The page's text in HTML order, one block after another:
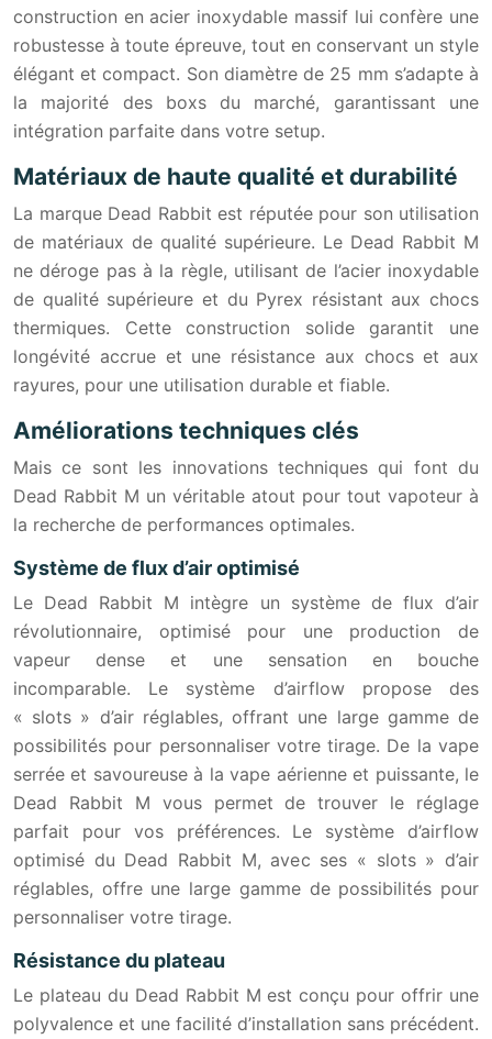
construction en acier inoxydable massif lui confère une
robustesse à toute épreuve, tout en conservant un style
élégant et compact. Son diamètre de 25 mm s’adapte à
la majorité des boxs du marché, garantissant une
intégration parfaite dans votre setup.
Matériaux de haute qualité et durabilité
La marque Dead Rabbit est réputée pour son utilisation
de matériaux de qualité supérieure. Le Dead Rabbit M
ne déroge pas à la règle, utilisant de l’acier inoxydable
de qualité supérieure et du Pyrex résistant aux chocs
thermiques. Cette construction solide garantit une
longévité accrue et une résistance aux chocs et aux
rayures, pour une utilisation durable et fiable.
Améliorations techniques clés
Mais ce sont les innovations techniques qui font du
Dead Rabbit M un véritable atout pour tout vapoteur à
la recherche de performances optimales.
Système de flux d’air optimisé
Le Dead Rabbit M intègre un système de flux d’air
révolutionnaire, optimisé pour une production de
vapeur dense et une sensation en bouche
incomparable. Le système d’airflow propose des
« slots » d’air réglables, offrant une large gamme de
possibilités pour personnaliser votre tirage. De la vape
serrée et savoureuse à la vape aérienne et puissante, le
Dead Rabbit M vous permet de trouver le réglage
parfait pour vos préférences. Le système d’airflow
optimisé du Dead Rabbit M, avec ses « slots » d’air
réglables, offre une large gamme de possibilités pour
personnaliser votre tirage.
Résistance du plateau
Le plateau du Dead Rabbit M est conçu pour offrir une
polyvalence et une facilité d’installation sans précédent.